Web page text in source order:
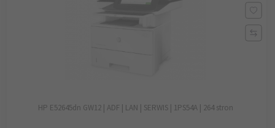
HP E52645dn GW12 | ADF | LAN | SERWIS | 1PS54A | 264 stron